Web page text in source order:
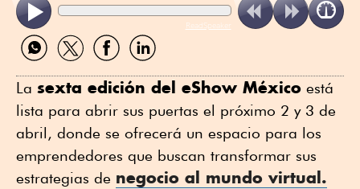
ReadSpeaker
Compartir
por
Compartir
por
Compartir
por
Compartir
por
La sexta edición del eShow México está
lista para abrir sus puertas el próximo 2 y 3 de
abril, donde se ofrecerá un espacio para los
emprendedores que buscan transformar sus
estrategias de negocio al mundo virtual.